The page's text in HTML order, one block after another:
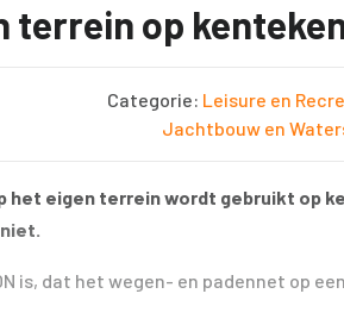
terrein op
Categorie: Leisure en
Jachtbouw en
het eigen terrein wordt gebruikt op
niet.
is, dat het wegen- en padennet op